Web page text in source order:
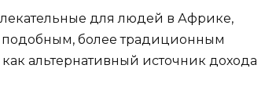
для людей в Африке,
подобным, более традиционным
альтернативный источник дохода